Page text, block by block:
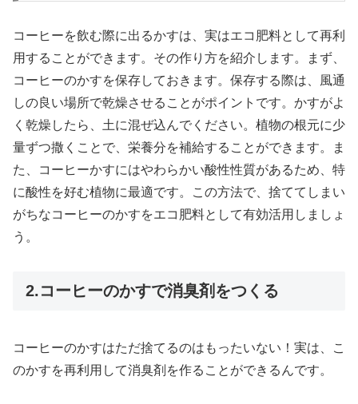
コーヒーを飲む際に出るかすは、実はエコ肥料として再利
用することができます。その作り方を紹介します。まず、
コーヒーのかすを保存しておきます。保存する際は、風通
しの良い場所で乾燥させることがポイントです。かすがよ
く乾燥したら、土に混ぜ込んでください。植物の根元に少
量ずつ撒くことで、栄養分を補給することができます。ま
た、コーヒーかすにはやわらかい酸性性質があるため、特
に酸性を好む植物に最適です。この方法で、捨ててしまい
がちなコーヒーのかすをエコ肥料として有効活用しましょ
う。
2.コーヒーのかすで消臭剤をつくる
コーヒーのかすはただ捨てるのはもったいない！実は、こ
のかすを再利用して消臭剤を作ることができるんです。